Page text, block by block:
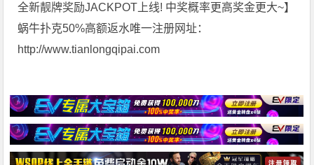
全新靓牌奖励JACKPOT上线! 中奖概率更高奖金更大~】
蜗牛扑克50%高额返水唯一注册网址：
http://www.tianlongqipai.com